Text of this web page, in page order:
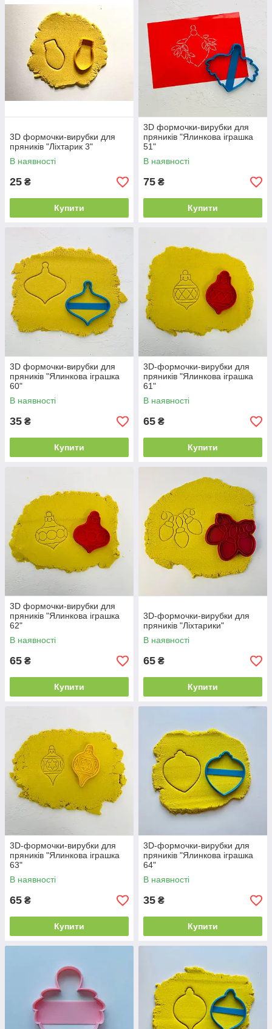
3D формочки-вирубки для
пряників "Ліхтарик 3"
В наявності
25 ₴
Купити
3D формочки-вирубки для
пряників "Ялинкова іграшка
51"
В наявності
75 ₴
Купити
3D формочки-вирубки для
пряників "Ялинкова іграшка
60"
В наявності
35 ₴
Купити
3D-формочки-вирубки для
пряників "Ялинкова іграшка
61"
В наявності
65 ₴
Купити
3D формочки-вирубки для
пряників "Ялинкова іграшка
62"
В наявності
65 ₴
Купити
3D-формочки-вирубки для
пряників "Ліхтарики"
В наявності
65 ₴
Купити
3D-формочки-вирубки для
пряників "Ялинкова іграшка
63"
В наявності
65 ₴
Купити
3D-формочки-вирубки для
пряників "Ялинкова іграшка
64"
В наявності
35 ₴
Купити